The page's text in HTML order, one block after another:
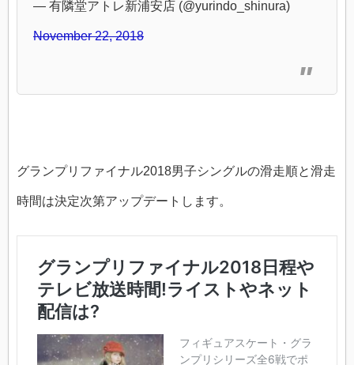
— 有隣堂アトレ新浦安店 (@yurindo_shinura)
November 22, 2018
グランプリファイナル2018男子シングルの滑走順と滑走
時間は決定次第アップデートします。